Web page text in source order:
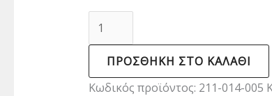
ΠΡΟΣΘΉΚΗ ΣΤΟ ΚΑΛΆΘΙ
Κωδικός προϊόντος: 211-014-005